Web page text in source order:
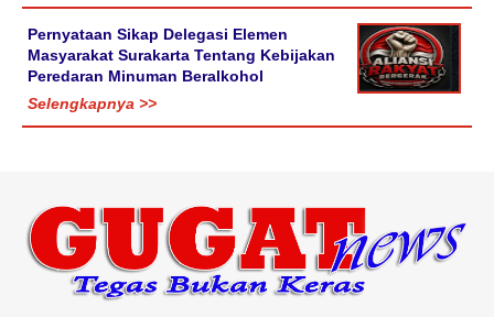
Pernyataan Sikap Delegasi Elemen
Masyarakat Surakarta Tentang Kebijakan
Peredaran Minuman Beralkohol
Selengkapnya >>